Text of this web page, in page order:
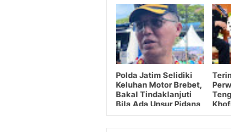
Polda Jatim Selidiki
Keluhan Motor Brebet,
Bakal Tindaklanjuti
Bila Ada Unsur Pidana